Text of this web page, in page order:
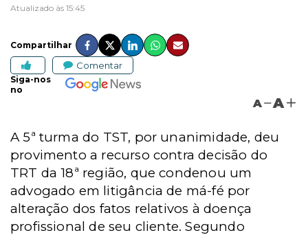
Atualizado às 15:45
Compartilhar
Comentar
Siga-nos
no
A A
A 5ª turma do TST, por unanimidade, deu
provimento a recurso contra decisão do
TRT da 18ª região, que condenou um
advogado em litigância de má-fé por
alteração dos fatos relativos à doença
profissional de seu cliente. Segundo